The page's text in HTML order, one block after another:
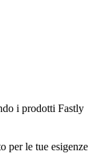
i prodotti Fastly
per le tue esigenze